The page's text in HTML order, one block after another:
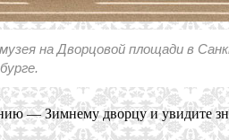
на Дворцовой площади в
— Зимнему дворцу и увидите